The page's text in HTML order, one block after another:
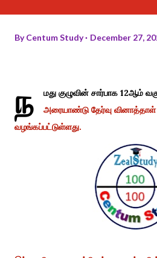
ByCentum Study December 27,
ந
மது குழுவின் சார்பாக 12ஆம்
அரையாண்டு தேர்வு
வழங்கப்பட்டுள்ளது.